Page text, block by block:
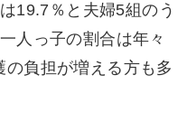
19.7％と夫婦5組のう
人っ子の割合は年々
負担が増える方も多